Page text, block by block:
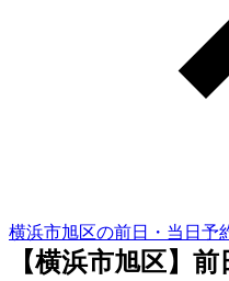
横浜市旭区の前日・当日予
【横浜市旭区】